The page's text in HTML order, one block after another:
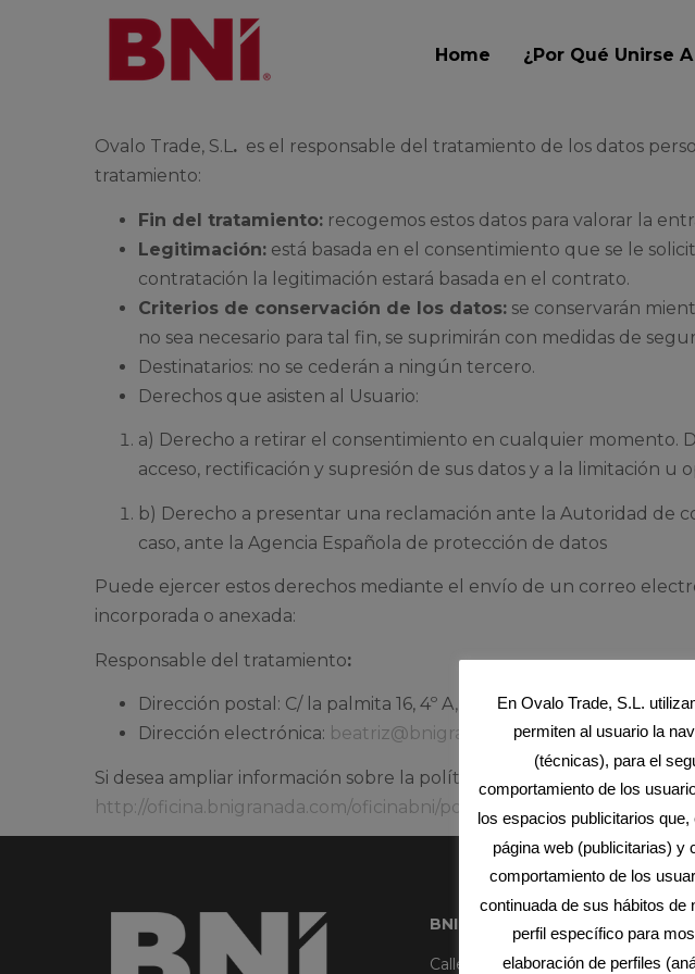
Home ¿Por Qué Unirse A
Ovalo Trade, S.L. es el responsable del tratamiento de los datos
tratamiento:
Fin del tratamiento: recogemos estos datos para valorar la
Legitimación: está basada en el consentimiento que se le
contratación la legitimación estará basada en el contrato.
Criterios de conservación de los datos: se conservarán
no sea necesario para tal fin, se suprimirán con medidas de
Destinatarios: no se cederán a ningún tercero.
Derechos que asisten al Usuario:
a) Derecho a retirar el consentimiento en cualquier momento.
acceso, rectificación y supresión de sus datos y a la limitación u
b) Derecho a presentar una reclamación ante la Autoridad de
caso, ante la Agencia Española de protección de datos
Puede ejercer estos derechos mediante el envío de un correo
incorporada o anexada:
Responsable del tratamiento:
Dirección postal: C/ la palmita 16, 4º A, 18014 Granada (España).
Dirección electrónica: beatriz@bnigranada.com
Si desea ampliar información sobre la política de privacidad de
http://oficina.bnigranada.com/oficinabni/politicageneralprivacidad
BNI GRANADA
Calle Granados 22
En Ovalo Trade, S.L.
permiten al usuario la
(técnicas), para el
comportamiento de los
los espacios publicitarios
página web (publicitarias) y
comportamiento de los
continuada de sus hábitos de
perfil específico para
elaboración de perfiles